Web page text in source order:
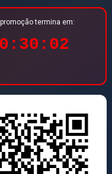
10/20
OFICIAL
nosso Canal
WhatsApp
termina em: